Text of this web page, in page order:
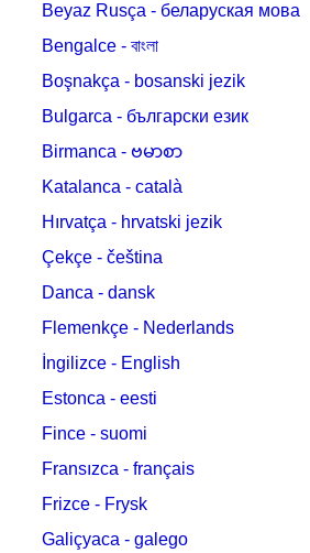
Beyaz Rusça - беларуская мова
Bengalce - বাংলা
Boşnakça - bosanski jezik
Bulgarca - български език
Birmanca - ဗမာစာ
Katalanca - català
Hırvatça - hrvatski jezik
Çekçe - čeština
Danca - dansk
Flemenkçe - Nederlands
İngilizce - English
Estonca - eesti
Fince - suomi
Fransızca - français
Frizce - Frysk
Galiçyaca - galego